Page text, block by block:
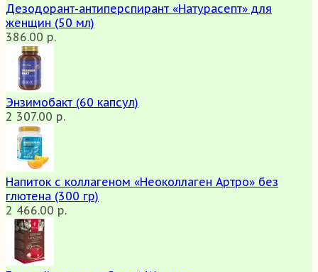
Дезодорант-антиперспирант «Натурасепт» для
женщин (50 мл)
386.00 р.
Энзимобакт (60 капсул)
2 307.00 р.
Напиток с коллагеном «Неоколлаген Артро» без
глютена (300 гр)
2 466.00 р.